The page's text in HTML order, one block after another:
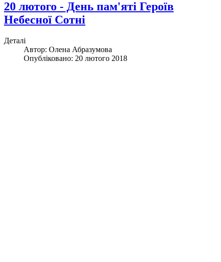
20 лютого - День пам'яті Героїв
Небесної Сотні
Деталі
Автор: Олена Абразумова
Опубліковано: 20 лютого 2018